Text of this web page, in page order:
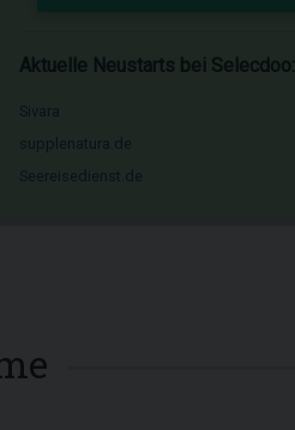
Aktuelle Neustarts bei Selecdoo: